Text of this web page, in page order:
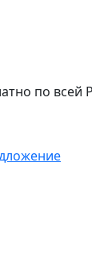
по всей